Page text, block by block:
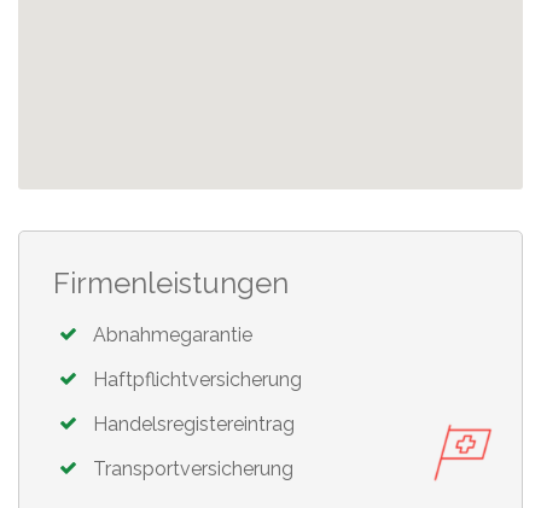
Firmenleistungen
Abnahmegarantie
Haftpflichtversicherung
Handelsregistereintrag
Transportversicherung